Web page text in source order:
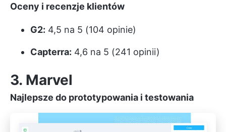
Oceny i recenzje klientów
G2: 4,5 na 5 (104 opinie)
Capterra: 4,6 na 5 (241 opinii)
3. Marvel
Najlepsze do prototypowania i testowania